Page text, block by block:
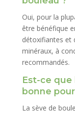
Oui, pour la
être bénéfique
détoxifiantes et
minéraux, à
recommandés.
Est-ce
bonne
La sève de